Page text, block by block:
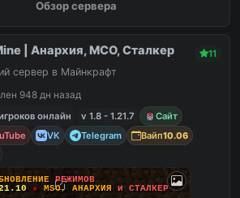
Обзор сервера
| Анархия, МСО, Сталкер 11
сервер в Майнкрафт
948 дн назад
онлайн
v 1.8 - 1.21.7
Сайт
VK Telegram Вайп10.06
НОВЛЕНИЕ РЕЖИМОВ
● MSO, АНАРХИЯ и СТАЛКЕР